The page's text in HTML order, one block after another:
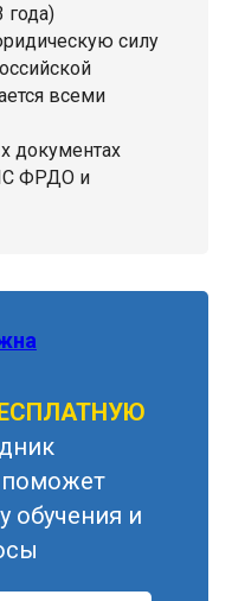
года)
силу
всеми
документах
ФРДО и
обучения и